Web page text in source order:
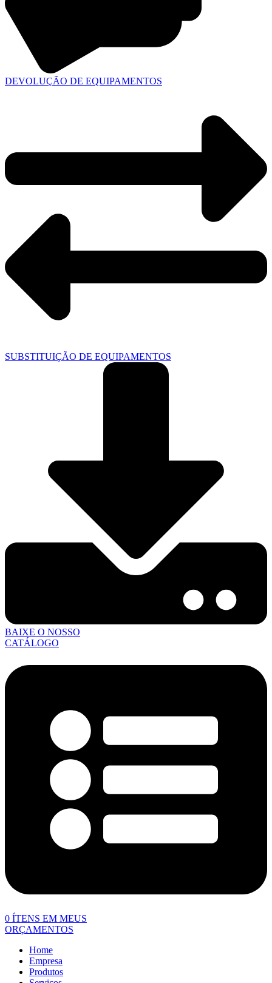
DEVOLUÇÃO DE EQUIPAMENTOS
SUBSTITUIÇÃO DE EQUIPAMENTOS
BAIXE O NOSSO
CATÁLOGO
0 ÍTENS EM MEUS
ORÇAMENTOS
Home
Empresa
Produtos